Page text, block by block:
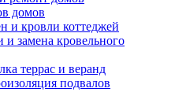
домов
и кровли коттеджей
и замена кровельного
террас и веранд
подвалов